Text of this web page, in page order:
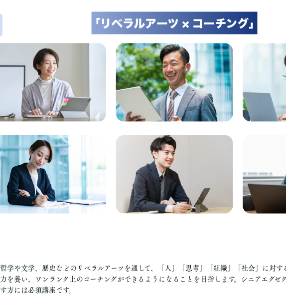
哲学や文学、歴史などのリベラルアーツを通して、「人」「思考」「組織」「社会」に対す
力を養い、ワンランク上のコーチングができるようになることを目指します。シニアエグゼ
す方には必須講座です。